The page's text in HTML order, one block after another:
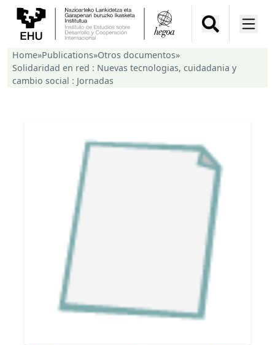
Home»Publications»Otros documentos»
Solidaridad en red : Nuevas tecnologias, cuidadania y
cambio social : Jornadas